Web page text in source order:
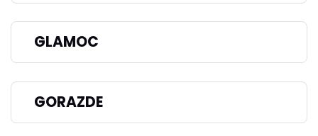
GLAMOC
GORAZDE